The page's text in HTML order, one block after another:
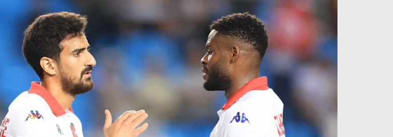
آراء حرة
ركن الألعاب
الدوري السعودي للمحترفين
دوري أبطال أوروبا
كل البطولات
دوري أبطال أوروبا
القسم الثاني
رياضات أخرى